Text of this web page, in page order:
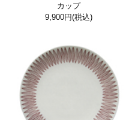
カップ
9,900円(税込)